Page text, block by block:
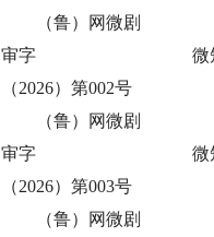
（鲁）网微剧
审字
（2026）第002号
微
（鲁）网微剧
审字
（2026）第003号
微
（鲁）网微剧